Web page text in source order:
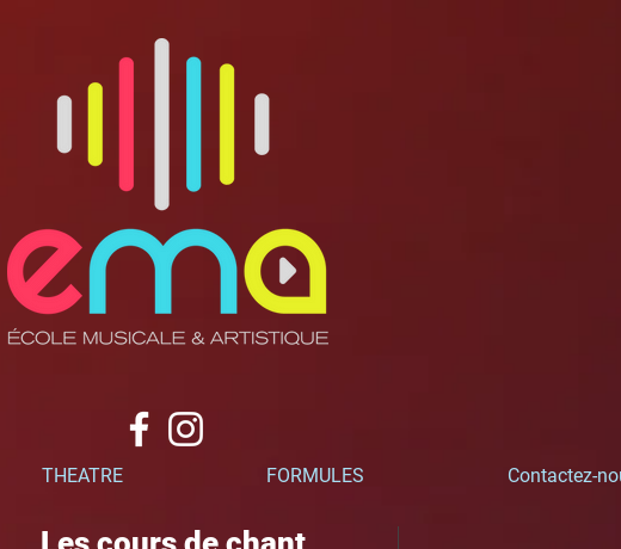
THEATRE FORMULES Contactez-